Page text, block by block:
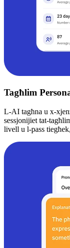
Tagħlim
L-AI tagħna u x-
sessjonijiet tat-
livell u l-pass